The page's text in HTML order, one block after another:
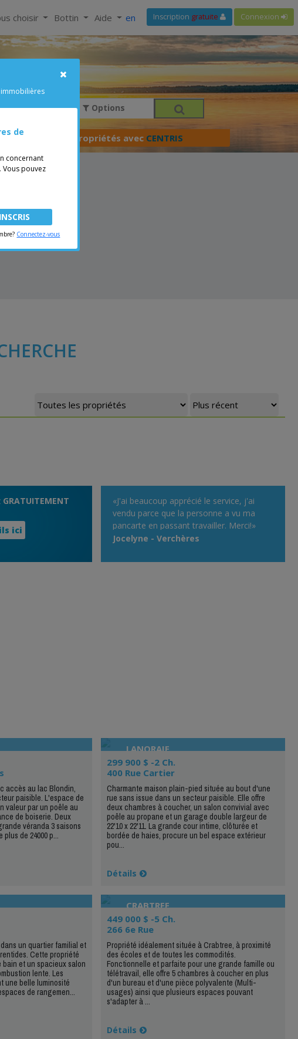
choisir Bottin Aide en Inscription gratuite Connexion
Prix Options
transférer vos propriétés avec CENTRIS
GRATUITEMENT
ici
«J'ai beaucoup apprécié le service, j'ai
vendu parce que la personne a vu ma
pancarte en passant travailler. Merci!»
Jocelyne - Verchères
accès au lac Blondin,
paisible. L'espace de
valeur par un poêle au
de boiserie. Deux
véranda 3 saisons
plus de 24000 p...
LANORAIE
299 900 $ -2 Ch.
400 Rue Cartier
Charmante maison plain-pied située au bout d'une
rue sans issue dans un secteur paisible. Elle offre
deux chambres à coucher, un salon convivial avec
poêle au propane et un garage double largeur de
22'10 x 22'11. La grande cour intime, clôturée et
bordée de haies, procure un bel espace extérieur
pou...
Détails
un quartier familial et
Cette propriété
bain et un spacieux salon
lente. Les
une belle luminosité
de rangemen...
CRABTREE
449 000 $ -5 Ch.
266 6e Rue
Propriété idéalement située à Crabtree, à proximité
des écoles et de toutes les commodités.
Fonctionnelle et parfaite pour une grande famille ou
télétravail, elle offre 5 chambres à coucher en plus
d'un bureau et d'une pièce polyvalente (Multi-
usages) ainsi que plusieurs espaces pouvant
s'adapter à ...
Détails
de
concernant
pouvez
Connectez-vous